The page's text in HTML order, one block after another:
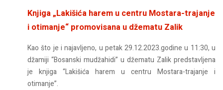
Knjiga „Lakišića harem u centru Mostara-trajanje
i otimanje“ promovisana u džematu Zalik
Kao što je i najavljeno, u petak 29.12.2023.godine u 11:30, u
džamiji “Bosanski mudžahidi” u džematu Zalik predstavljena
je knjiga “Lakišića harem u centru Mostara-trajanje i
otimanje”.